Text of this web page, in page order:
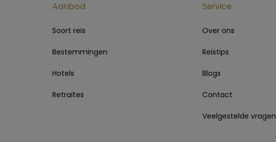
Aanbod
Soort reis
Bestemmingen
Hotels
Retraites
Service
Over ons
Reistips
Blogs
Contact
Veelgestelde vragen